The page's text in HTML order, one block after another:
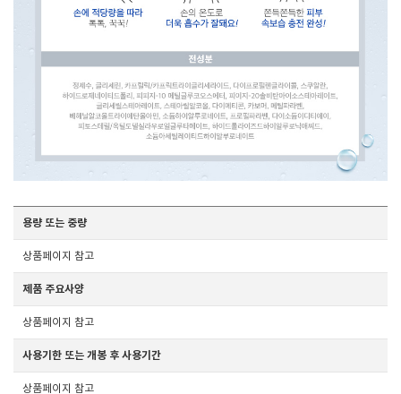
용량 또는 중량
상품페이지 참고
제품 주요사양
상품페이지 참고
사용기한 또는 개봉 후 사용기간
상품페이지 참고